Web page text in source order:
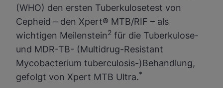
(WHO) den ersten Tuberkulosetest von
Cepheid – den Xpert® MTB/RIF – als
wichtigen Meilenstein2 für die Tuberkulose-
und MDR-TB- (Multidrug-Resistant
Mycobacterium tuberculosis-)Behandlung,
gefolgt von Xpert MTB Ultra.*